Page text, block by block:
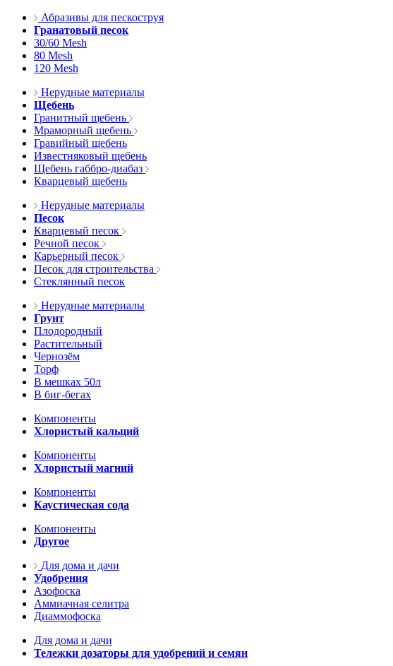
Абразивы для пескоструя
Гранатовый песок
30/60 Mesh
80 Mesh
120 Mesh
Нерудные материалы
Щебень
Гранитный щебень
Мраморный щебень
Гравийный щебень
Известняковый щебень
Щебень габбро-диабаз
Кварцевый щебень
Нерудные материалы
Песок
Кварцевый песок
Речной песок
Карьерный песок
Песок для строительства
Стеклянный песок
Нерудные материалы
Грунт
Плодородный
Растительный
Чернозём
Торф
В мешках 50л
В биг-бегах
Компоненты
Хлористый кальций
Компоненты
Хлористый магний
Компоненты
Каустическая сода
Компоненты
Другое
Для дома и дачи
Удобрения
Азофоска
Аммиачная селитра
Диаммофоска
Для дома и дачи
Тележки дозаторы для удобрений и семян